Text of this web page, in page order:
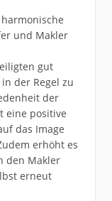
harmonische
und Makler
gut
der Regel zu
der
eine positive
das Image
erhöht es
den Makler
erneut